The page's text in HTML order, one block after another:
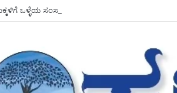
ಒಳ್ಳೆಯ ಸಂಸ್ಕಾರ ಕೊಡಲು – ಸಾಧ್ಯ ಆರ್.ಎಸ್ ಗಂಗನಹಳ್ಳಿ.